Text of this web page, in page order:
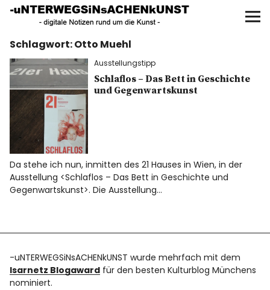
UNTERWEGS IN SACHEN
KUNST
Start
AKTUELLE AUSSTELLUNGEN
KUNSTSPAZIERGÄNGE
ÜBER
UNSER BUCH
f I P
Schlagwort:Otto Muehl
Ausstellungstipp
Schlaflos – Das Bett in Geschichte
und Gegenwartskunst
Da stehe ich nun, inmitten des 21 Hauses in Wien, in der
Ausstellung <Schlaflos – Das Bett in Geschichte und
Gegenwartskunst>. Die Ausstellung…
-uNTERWEGSiNsACHENkUNST wurde mehrfach mit dem
Isarnetz Blogaward für den besten Kulturblog Münchens
nominiert.